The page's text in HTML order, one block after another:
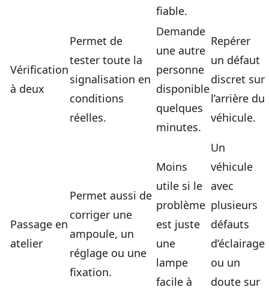
fiable.
Vérification
à deux
Permet de
tester toute la
signalisation en
conditions
réelles.
Demande
une autre
personne
disponible
quelques
minutes.
Repérer
un défaut
discret sur
l’arrière du
véhicule.
Passage en
atelier
Permet aussi de
corriger une
ampoule, un
réglage ou une
fixation.
Moins
utile si le
problème
est juste
une
lampe
facile à
Un
véhicule
avec
plusieurs
défauts
d’éclairage
ou un
doute sur